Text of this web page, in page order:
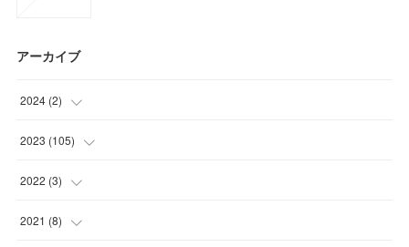
アーカイブ
2024 (2)
(1)
( )
2023 (105)
( 15 )
( 29
2022 (3)
( )
2021 (8)